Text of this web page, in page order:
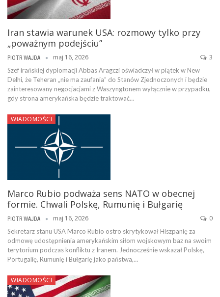
Iran stawia warunek USA: rozmowy tylko przy
„poważnym podejściu”
PIOTR WAJDA maj 16, 2026 3
Szef irańskiej dyplomacji Abbas Aragczi oświadczył w piątek w New
Delhi, że Teheran „nie ma zaufania” do Stanów Zjednoczonych i będzie
zainteresowany negocjacjami z Waszyngtonem wyłącznie w przypadku,
gdy strona amerykańska będzie traktować…
WIADOMOŚCI
Marco Rubio podważa sens NATO w obecnej
formie. Chwali Polskę, Rumunię i Bułgarię
PIOTR WAJDA maj 16, 2026 0
Sekretarz stanu USA Marco Rubio ostro skrytykował Hiszpanię za
odmowę udostępnienia amerykańskim siłom wojskowym baz na swoim
terytorium podczas konfliktu z Iranem. Jednocześnie wskazał Polskę,
Portugalię, Rumunię i Bułgarię jako państwa,…
WIADOMOŚCI